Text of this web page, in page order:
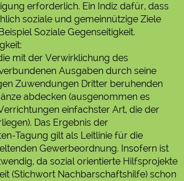
erforderlich. Ein Indiz dafür, dass
soziale und gemeinnützige Ziele
Soziale Gegenseitigkeit.
mit der Verwirklichung des
Ausgaben durch seine
Zuwendungen Dritter beruhenden
abdecken (ausgenommen es
einfachster Art, die der
Das Ergebnis der
Tagung gilt als Leitlinie für die
Gewerbeordnung. Insofern ist
da sozial orientierte Hilfsprojekte
(Stichwort Nachbarschaftshilfe) schon